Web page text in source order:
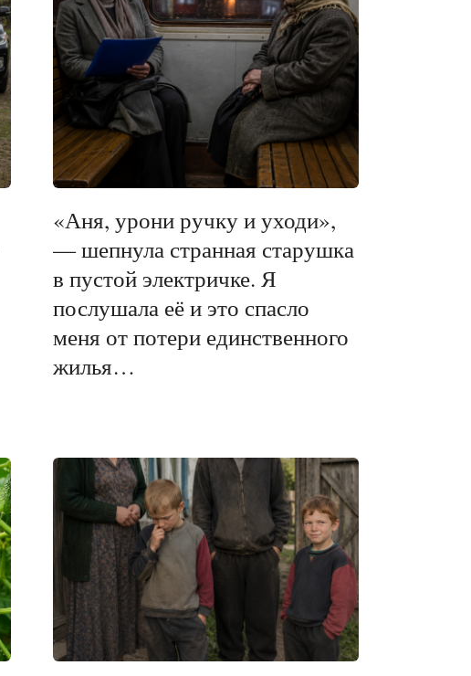
«Аня, урони ручку и уходи»,
— шепнула странная старушка
в пустой электричке. Я
послушала её и это спасло
меня от потери единственного
жилья…